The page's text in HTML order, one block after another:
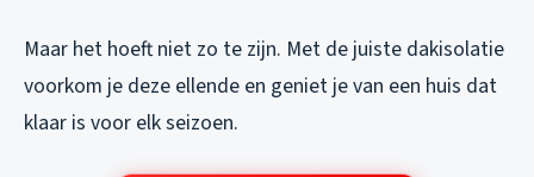
Maar het hoeft niet zo te zijn. Met de juiste dakisolatie
voorkom je deze ellende en geniet je van een huis dat
klaar is voor elk seizoen.